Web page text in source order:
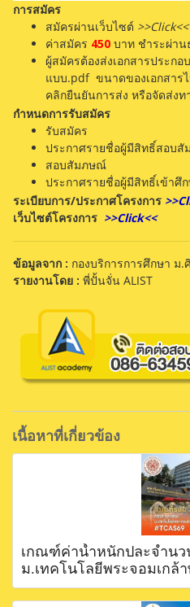
การสมัคร
สมัครผ่านเว็บไซต์ >>Click<<
ค่าสมัคร 450 บาท ชำระผ่าน
ผู้สมัครต้องส่งเอกสารประก
แบบ.pdf ขนาดของเอกสาร
คลิกยืนยันการส่ง หรือจัดส่งท
กำหนดการรับสมัคร
รับสมัคร 2 ก
ประกาศรายชื่อผู้มีสิทธิ์สอ
สอบสัมภษณ์
ประกาศรายชื่อผู้มีสิทธิ์เ
ระเบียบการ/ประกาศโครงการ
เว็บไซต์โครงการ >>Click<<
ข้อมูลจาก : กองบริการการศึกษา ม.
รายงานโดย : พี่ปั้นจั่น ALIST
เนื้อหาที่เกี่ยวข้อง
เกณฑ์ค่าน้ำหนักปละจำน
ม.เทคโนโลยีพระจอมเกล้